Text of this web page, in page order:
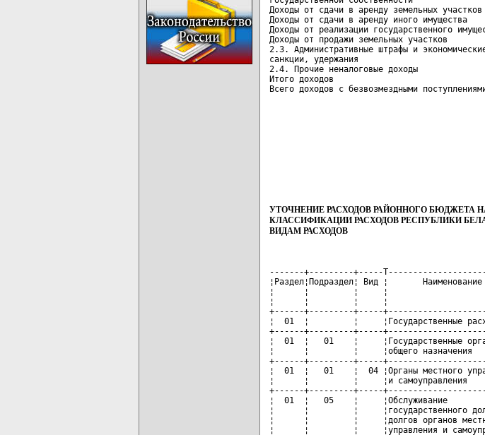
Доходы от сдачи в аренду земельных
Доходы от сдачи в аренду иного
Доходы от реализации государственного
Доходы от продажи земельных
2.3. Административные штрафы и
санкции, удержания
2.4. Прочие неналоговые доходы
Итого доходов
Всего доходов с безвозмездными
УТОЧНЕНИЕ РАСХОДОВ РАЙОННОГО БЮДЖЕТА
КЛАССИФИКАЦИИ РАСХОДОВ РЕСПУБЛИКИ
ВИДАМ РАСХОДОВ
-------+---------+-----
¦Раздел¦Подраздел¦ Вид ¦
¦      ¦         ¦     ¦
¦      ¦         ¦     ¦
+------+---------+-----
¦  01  ¦         ¦     ¦Государственные
+------+---------+-----
¦  01  ¦   01    ¦     ¦Государственные
¦      ¦         ¦     ¦общего
+------+---------+-----
¦  01  ¦   01    ¦  04 ¦Органы местного
¦      ¦         ¦     ¦и
+------+---------+-----
¦  01  ¦   05    ¦     ¦Обслуживание
¦      ¦         ¦
¦      ¦         ¦     ¦долгов органов
¦      ¦         ¦     ¦управления и